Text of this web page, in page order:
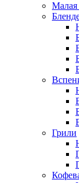
Малая
Грили